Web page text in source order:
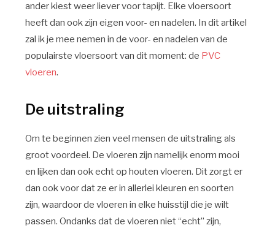
ander kiest weer liever voor tapijt. Elke vloersoort
heeft dan ook zijn eigen voor- en nadelen. In dit artikel
zal ik je mee nemen in de voor- en nadelen van de
populairste vloersoort van dit moment: de PVC
vloeren.
De uitstraling
Om te beginnen zien veel mensen de uitstraling als
groot voordeel. De vloeren zijn namelijk enorm mooi
en lijken dan ook echt op houten vloeren. Dit zorgt er
dan ook voor dat ze er in allerlei kleuren en soorten
zijn, waardoor de vloeren in elke huisstijl die je wilt
passen. Ondanks dat de vloeren niet “echt” zijn,